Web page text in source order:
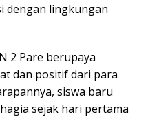
dengan lingkungan
2 Pare berupaya
dan positif dari para
siswa baru
sejak hari pertama